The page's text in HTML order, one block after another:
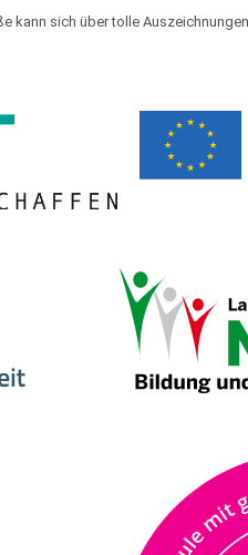
kann sich über tolle